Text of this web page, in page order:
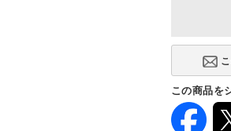
この商品を